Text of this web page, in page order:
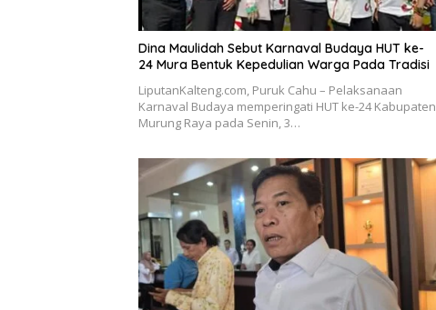
Dina Maulidah Sebut Karnaval Budaya HUT ke-
24 Mura Bentuk Kepedulian Warga Pada Tradisi
LiputanKalteng.com, Puruk Cahu – Pelaksanaan
Karnaval Budaya memperingati HUT ke-24 Kabupaten
Murung Raya pada Senin, 3…